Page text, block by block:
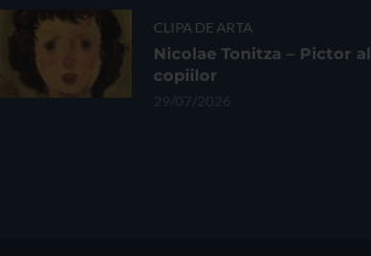
CLIPA DE ARTA
Nicolae Tonitza – Pictor al
copiilor
29/07/2026